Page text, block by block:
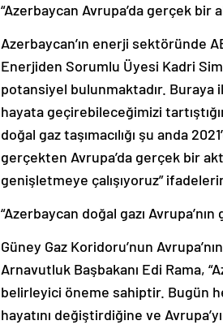
“Azerbaycan Avrupa’da gerçek bir
Azerbaycan’ın enerji sektöründe
Enerjiden Sorumlu Üyesi Kadri
potansiyel bulunmaktadır. Buraya
hayata geçirebileceğimizi
doğal gaz taşımacılığı şu anda
gerçekten Avrupa’da gerçek bir
genişletmeye çalışıyoruz”
“Azerbaycan doğal gazı
Güney Gaz Koridoru’nun
Arnavutluk Başbakanı Edi Rama,
belirleyici öneme sahiptir. Bugün
hayatını değiştirdiğine ve